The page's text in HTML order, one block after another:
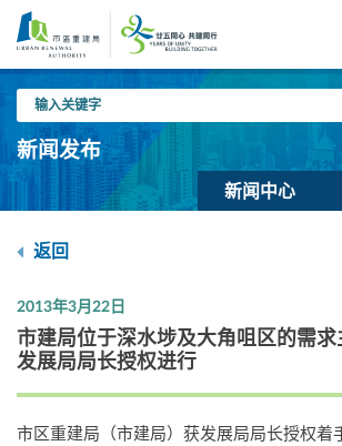
要
入
关
键
新闻发布
新闻中心
返回
2013年3月22日
市建局位于深水埗及大角咀区的需
发展局局长授权进行
市区重建局（市建局）获发展局局长授权着